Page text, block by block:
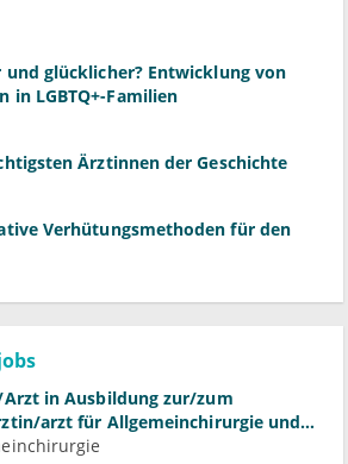
und glücklicher? Entwicklung von
in LGBTQ+-Familien
Ärztinnen der Geschichte
Verhütungsmethoden für den
in Ausbildung zur/zum
arzt für Allgemeinchirurgie und